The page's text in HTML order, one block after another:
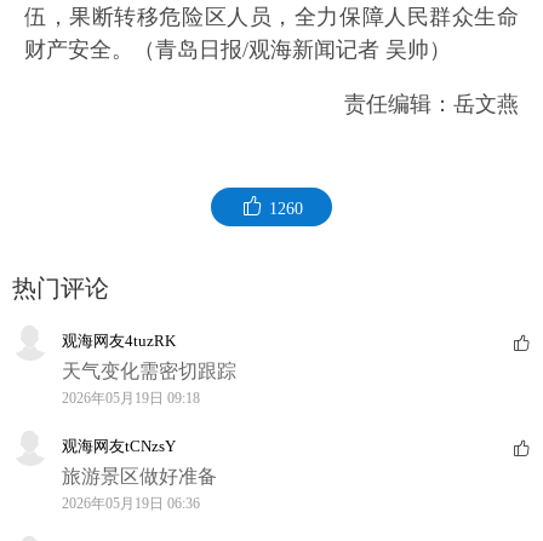
伍，果断转移危险区人员，全力保障人民群众生命
财产安全。（青岛日报/观海新闻记者 吴帅）
责任编辑：岳文燕
1260
热门评论
观海网友4tuzRK
天气变化需密切跟踪
2026年05月19日 09:18
观海网友tCNzsY
旅游景区做好准备
2026年05月19日 06:36